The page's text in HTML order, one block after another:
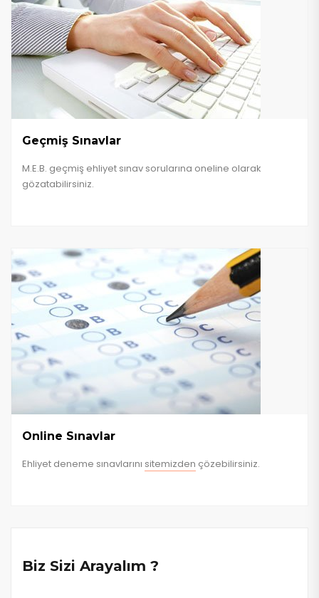
Geçmiş Sınavlar
M.E.B. geçmiş ehliyet sınav sorularına oneline olarak
gözatabilirsiniz.
Online Sınavlar
Ehliyet deneme sınavlarını sitemizden çözebilirsiniz.
Biz Sizi Arayalım ?